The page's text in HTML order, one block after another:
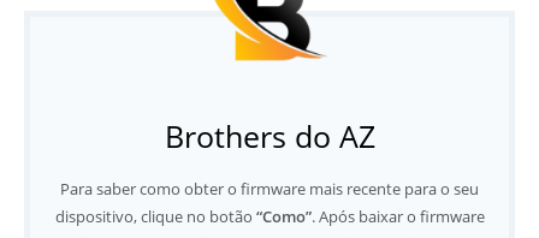
Brothers do AZ
Para saber como obter o firmware mais recente para o seu
dispositivo, clique no botão “Como”. Após baixar o firmware